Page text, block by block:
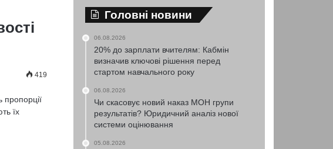
419
пропорції
їх
Головні новини
06.08.2026
20% до зарплати вчителям: Кабмін
визначив ключові рішення перед
стартом навчального року
06.08.2026
Чи скасовує новий наказ МОН групи
результатів? Юридичний аналіз нової
системи оцінювання
05.08.2026